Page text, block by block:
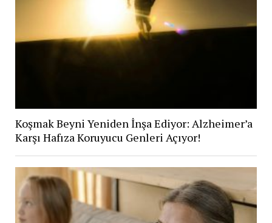
Koşmak Beyni Yeniden İnşa Ediyor: Alzheimer’a
Karşı Hafıza Koruyucu Genleri Açıyor!